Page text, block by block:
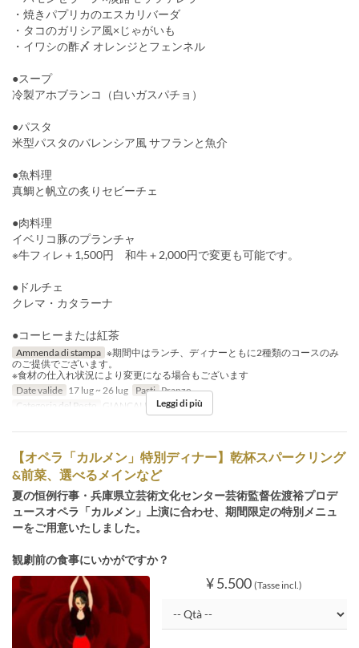
・焼きパプリカのエスカリバーダ
・タコのガリシア風×じゃがいも
・イワシの酢〆 オレンジとフェンネル
●スープ
冷製アホブランコ（白いガスパチョ）
●パスタ
米型パスタのバレンシア風 サフランと魚介
●魚料理
真鯛と帆立の炙りセビーチェ
●肉料理
イベリコ豚のプランチャ
※牛フィレ＋1,500円 和牛＋2,000円で変更も可能です。
●ドルチェ
クレマ・カタラーナ
●コーヒーまたは紅茶
Ammenda di stampa ※期間中はランチ、ディナーともに2種類のコースのみ
のご提供でございます。
※食材の仕入れ状況により変更になる場合もございます
Date valide 17 lug ~ 26 lug Pasti Pranzo
Categoria del Posto
GIANCALDO3Theat
Leggi di più
【オペラ「カルメン」特別ディナー】乾杯スパークリング
&前菜、選べるメインなど
夏の恒例行事・兵庫県立芸術文化センター芸術監督佐渡裕プロデ
ュースオペラ「カルメン」上演に合わせ、期間限定の特別メニュ
ーをご用意いたしました。
観劇前の食事にいかがですか？
¥ 5.500 (Tasse incl.)